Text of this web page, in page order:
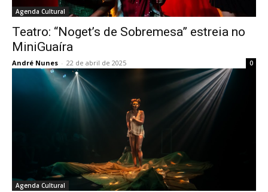
Agenda Cultural
Teatro: “Noget’s de Sobremesa” estreia no
MiniGuaíra
André Nunes - 22 de abril de 2025 0
Agenda Cultural